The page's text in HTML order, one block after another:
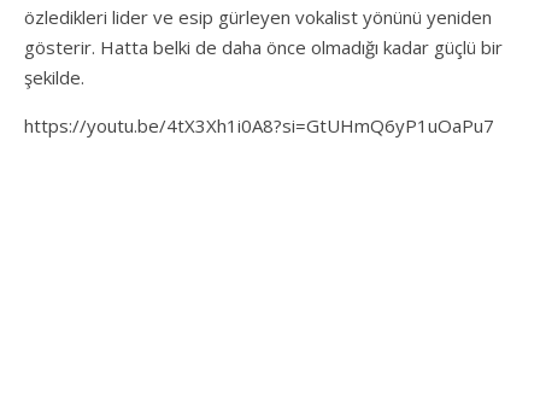
özledikleri lider ve esip gürleyen vokalist yönünü yeniden
gösterir. Hatta belki de daha önce olmadığı kadar güçlü bir
şekilde.
https://youtu.be/4tX3Xh1i0A8?si=GtUHmQ6yP1uOaPu7